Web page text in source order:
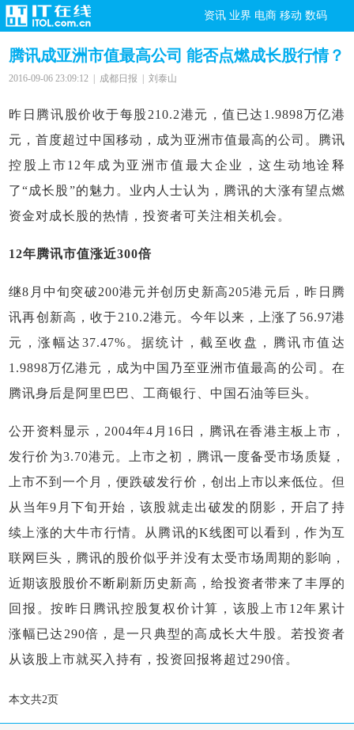
资讯 业界 电商 移动 数码
腾讯成亚洲市值最高公司 能否点燃成长股行情？
2016-09-06 23:09:12 | 成都日报 | 刘泰山
昨日腾讯股价收于每股210.2港元，值已达1.9898万亿港
元，首度超过中国移动，成为亚洲市值最高的公司。腾讯
控股上市12年成为亚洲市值最大企业，这生动地诠释
了“成长股”的魅力。业内人士认为，腾讯的大涨有望点燃
资金对成长股的热情，投资者可关注相关机会。
12年腾讯市值涨近300倍
继8月中旬突破200港元并创历史新高205港元后，昨日腾
讯再创新高，收于210.2港元。今年以来，上涨了56.97港
元，涨幅达37.47%。据统计，截至收盘，腾讯市值达
1.9898万亿港元，成为中国乃至亚洲市值最高的公司。在
腾讯身后是阿里巴巴、工商银行、中国石油等巨头。
公开资料显示，2004年4月16日，腾讯在香港主板上市，
发行价为3.70港元。上市之初，腾讯一度备受市场质疑，
上市不到一个月，便跌破发行价，创出上市以来低位。但
从当年9月下旬开始，该股就走出破发的阴影，开启了持
续上涨的大牛市行情。从腾讯的K线图可以看到，作为互
联网巨头，腾讯的股价似乎并没有太受市场周期的影响，
近期该股股价不断刷新历史新高，给投资者带来了丰厚的
回报。按昨日腾讯控股复权价计算，该股上市12年累计
涨幅已达290倍，是一只典型的高成长大牛股。若投资者
从该股上市就买入持有，投资回报将超过290倍。
本文共2页